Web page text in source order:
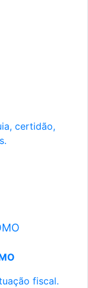
certidão,
fiscal.